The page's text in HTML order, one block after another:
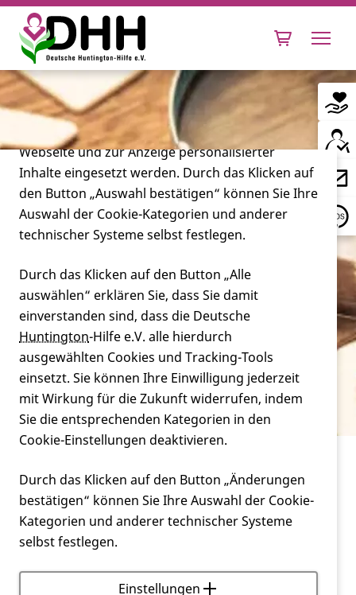
Leben mit Huntington
Forschung
Miteinander
Verein
Service
Parkinsonoid
Parkinson-typischeSymptomatikaus Rigor
(Muskelsteifheit),Tremor(Muskelzittern)
undAkinese(Bewegungslosigkeit), die
alsNebenwirkung, insbesondere vonNeuroleptika
Cookie-Einstellungen
Diese Webseite setzt verschiedene Cookies und
Tracking-Tools ein. Dies beinhaltet Cookies und
Tracking-Tools, die für den Betrieb der Webseite
technisch notwendig sind, die zu statistischen
Zwecken sowie zur besseren Bedienbarkeit der
Webseite und zur Anzeige personalisierter
Inhalte eingesetzt werden. Durch das Klicken auf
den Button „Auswahl bestätigen“ können Sie Ihre
Auswahl der Cookie-Kategorien und anderer
technischer Systeme selbst festlegen.
Durch das Klicken auf den Button „Alle
auswählen“ erklären Sie, dass Sie damit
einverstanden sind, dass die Deutsche
Huntington-Hilfe e.V. alle hierdurch
ausgewählten Cookies und Tracking-Tools
einsetzt. Sie können Ihre Einwilligung jederzeit
mit Wirkung für die Zukunft widerrufen, indem
Sie die entsprechenden Kategorien in den
Cookie-Einstellungen deaktivieren.
Durch das Klicken auf den Button „Änderungen
bestätigen“ können Sie Ihre Auswahl der Cookie-
Kategorien und anderer technischer Systeme
selbst festlegen.
Einstellungen